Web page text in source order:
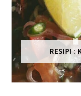
RESIPI :